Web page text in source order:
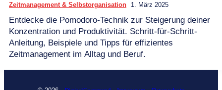
Zeitmanagement & Selbstorganisation 1. März 2025
Entdecke die Pomodoro-Technik zur Steigerung deiner
Konzentration und Produktivität. Schritt-für-Schritt-
Anleitung, Beispiele und Tipps für effizientes
Zeitmanagement im Alltag und Beruf.